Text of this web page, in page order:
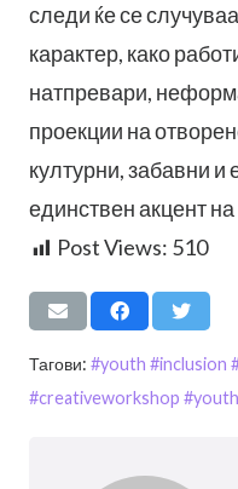
следи ќе се
карактер, како
натпревари,
проекции на
културни, забавни и
единствен акцент
Post Views: 510
Тагови: #youth #inclusion
#creativeworkshop